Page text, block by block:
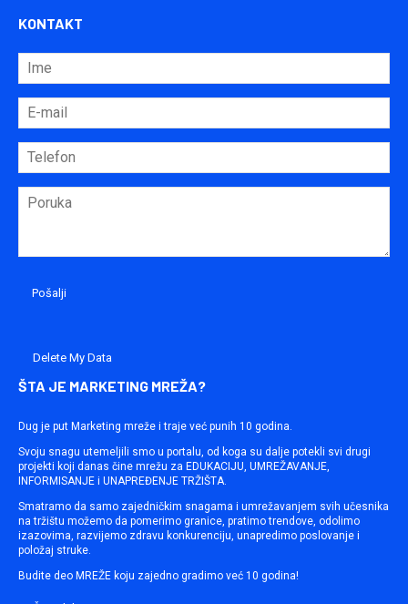
KONTAKT
Delete My Data
ŠTA JE MARKETING MREŽA?
Dug je put Marketing mreže i traje već punih 10 godina.
Svoju snagu utemeljili smo u portalu, od koga su dalje potekli svi drugi
projekti koji danas čine mrežu za EDUKACIJU, UMREŽAVANJE,
INFORMISANJE i UNAPREĐENJE TRŽIŠTA.
Smatramo da samo zajedničkim snagama i umrežavanjem svih učesnika
na tržištu možemo da pomerimo granice, pratimo trendove, odolimo
izazovima, razvijemo zdravu konkurenciju, unapredimo poslovanje i
položaj struke.
Budite deo MREŽE koju zajedno gradimo već 10 godina!